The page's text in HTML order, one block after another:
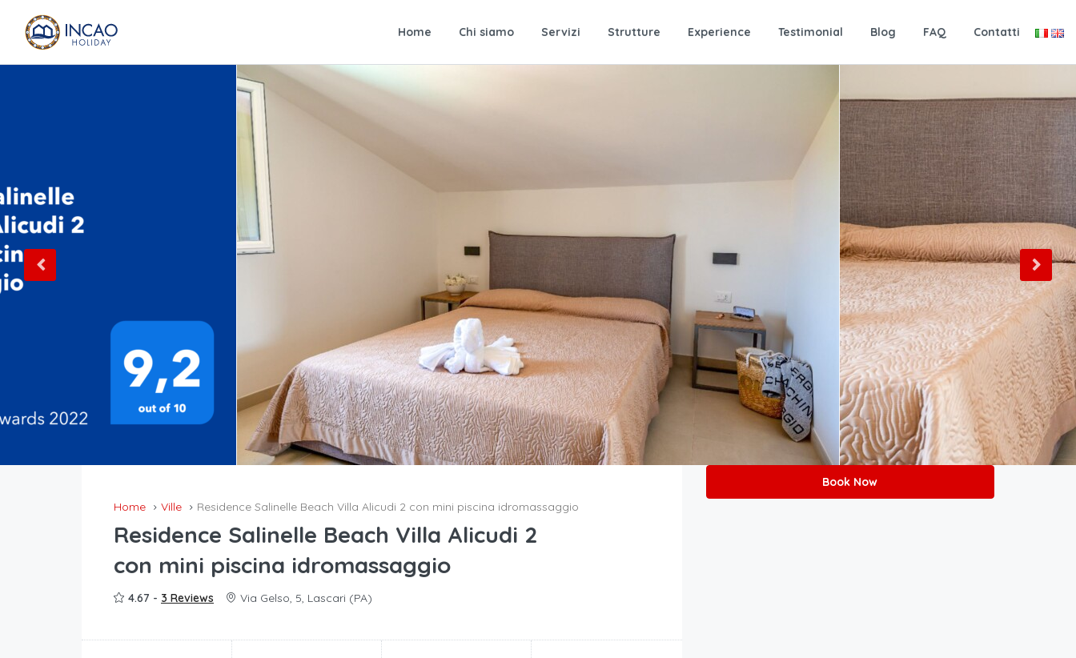
Home Chi siamo Servizi Strutture Experience Testimonial Blog FAQ Contatti
Home Ville Residence Salinelle Beach Villa Alicudi 2 con mini piscina idromassaggio
Residence Salinelle Beach Villa Alicudi 2
con mini piscina idromassaggio
4.67 - 3 Reviews Via Gelso, 5, Lascari (PA)
Book Now